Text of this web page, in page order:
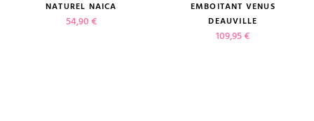
NATUREL NAICA
Prix
54,90 €
EMBOITANT VENUS
DEAUVILLE
Prix
109,95 €